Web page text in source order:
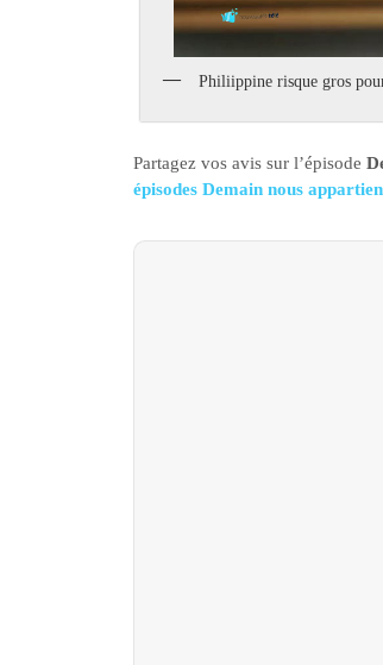
Philiippine risque gros
Partagez vos avis sur l’épisode
épisodes Demain nous